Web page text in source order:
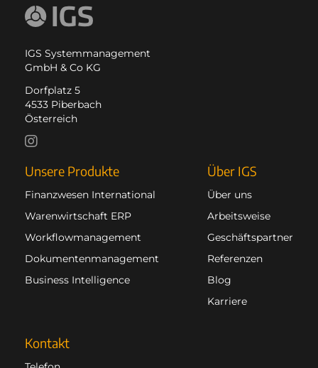
IGS Systemmanagement
GmbH & Co KG
Dorfplatz 5
4533 Piberbach
Österreich
Unsere Produkte
Finanzwesen International
Warenwirtschaft ERP
Workflowmanagement
Dokumentenmanagement
Business Intelligence
Über IGS
Über uns
Arbeitsweise
Geschäftspartner
Referenzen
Blog
Karriere
Kontakt